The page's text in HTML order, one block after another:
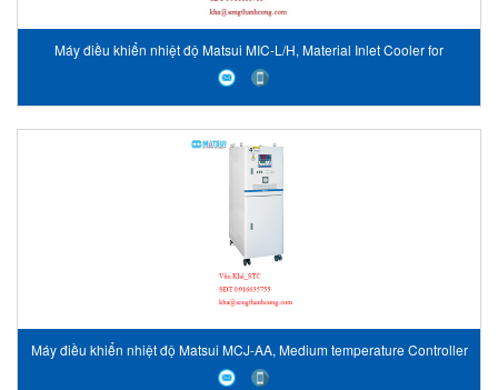
Máy điều khiển nhiệt độ Matsui MIC-L/H, Material Inlet Cooler for
Injection Molding Machine MIC-L/H
Máy điều khiển nhiệt độ Matsui MCJ-AA, Medium temperature Controller
MCJ-AA